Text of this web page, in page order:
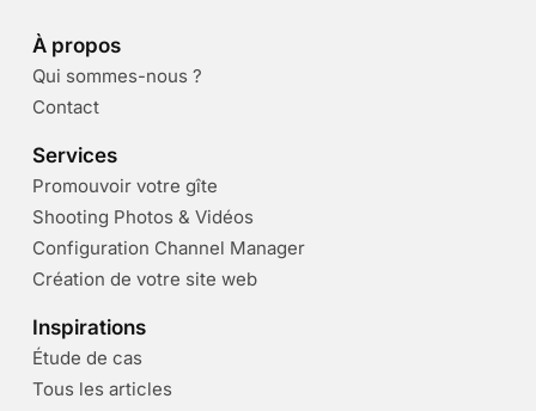
À propos
Qui sommes-nous ?
Contact
Services
Promouvoir votre gîte
Shooting Photos & Vidéos
Configuration Channel Manager
Création de votre site web
Inspirations
Étude de cas
Tous les articles